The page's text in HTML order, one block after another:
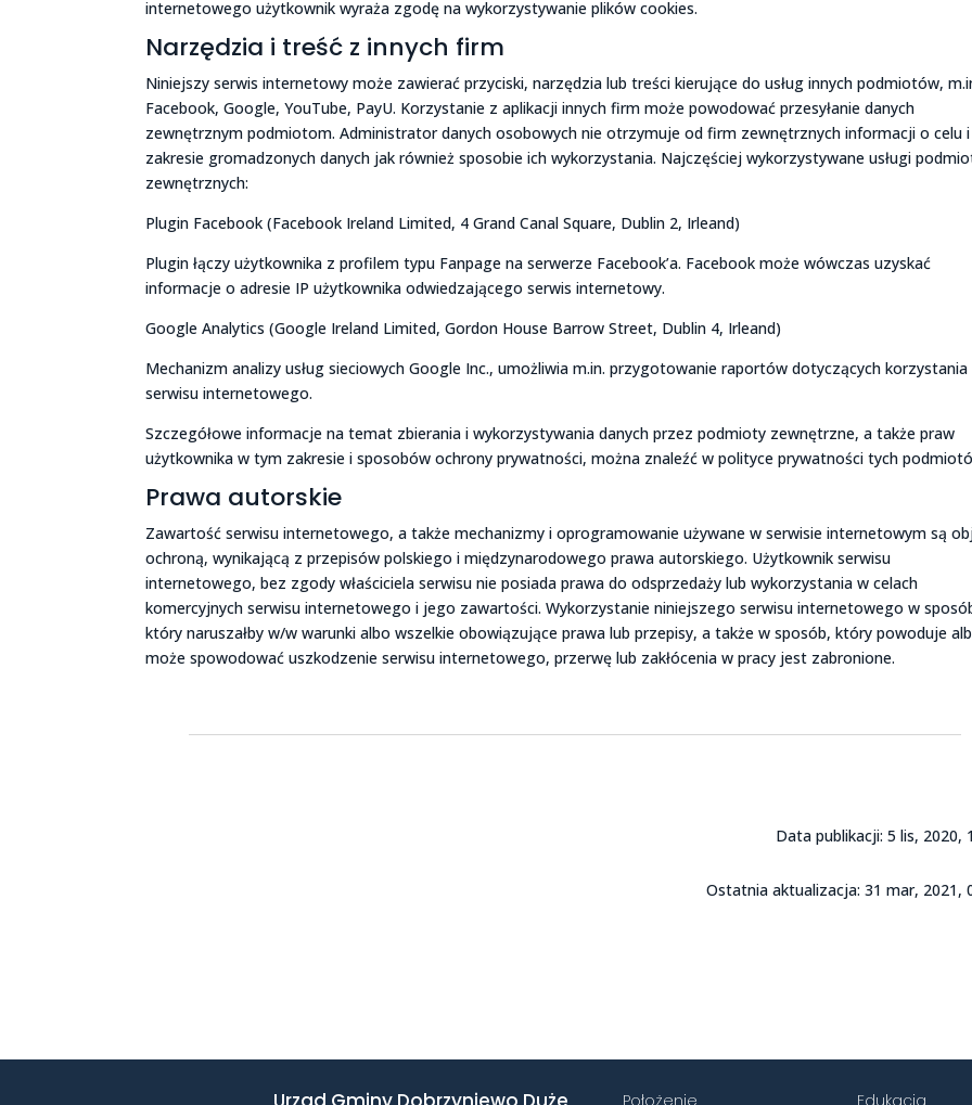
internetowego użytkownik wyraża zgodę na wykorzystywanie plików cookies.
Narzędzia i treść z innych firm
Niniejszy serwis internetowy może zawierać przyciski, narzędzia lub treści kierujące do usług innych podmiotów,
Facebook, Google, YouTube, PayU. Korzystanie z aplikacji innych firm może powodować przesyłanie danych
zewnętrznym podmiotom. Administrator danych osobowych nie otrzymuje od firm zewnętrznych informacji o celu i
zakresie gromadzonych danych jak również sposobie ich wykorzystania. Najczęściej wykorzystywane usługi
zewnętrznych:
Plugin Facebook (Facebook Ireland Limited, 4 Grand Canal Square, Dublin 2, Irleand)
Plugin łączy użytkownika z profilem typu Fanpage na serwerze Facebook’a. Facebook może wówczas uzyskać
informacje o adresie IP użytkownika odwiedzającego serwis internetowy.
Google Analytics (Google Ireland Limited, Gordon House Barrow Street, Dublin 4, Irleand)
Mechanizm analizy usług sieciowych Google Inc., umożliwia m.in. przygotowanie raportów dotyczących korzystania
serwisu internetowego.
Szczegółowe informacje na temat zbierania i wykorzystywania danych przez podmioty zewnętrzne, a także praw
użytkownika w tym zakresie i sposobów ochrony prywatności, można znaleźć w polityce prywatności tych
Prawa autorskie
Zawartość serwisu internetowego, a także mechanizmy i oprogramowanie używane w serwisie internetowym są
ochroną, wynikającą z przepisów polskiego i międzynarodowego prawa autorskiego. Użytkownik serwisu
internetowego, bez zgody właściciela serwisu nie posiada prawa do odsprzedaży lub wykorzystania w celach
komercyjnych serwisu internetowego i jego zawartości. Wykorzystanie niniejszego serwisu internetowego w
który naruszałby w/w warunki albo wszelkie obowiązujące prawa lub przepisy, a także w sposób, który powoduje
może spowodować uszkodzenie serwisu internetowego, przerwę lub zakłócenia w pracy jest zabronione.
Data publikacji: 5 lis, 2020,
Ostatnia aktualizacja: 31 mar, 2021,
Położenie Edukacja